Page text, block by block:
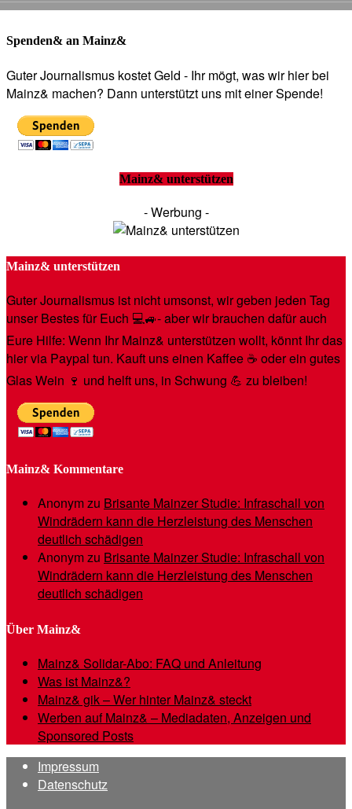
Spenden& an Mainz&
Guter Journalismus kostet Geld - Ihr mögt, was wir hier bei
Mainz& machen? Dann unterstützt uns mit einer Spende!
Mainz& unterstützen
- Werbung -
Mainz& unterstützen
Guter Journalismus ist nicht umsonst, wir geben jeden Tag
unser Bestes für Euch 💻🚙- aber wir brauchen dafür auch
Eure Hilfe: Wenn Ihr Mainz& unterstützen wollt, könnt Ihr das
hier via Paypal tun. Kauft uns einen Kaffee ☕️ oder ein gutes
Glas Wein 🍷 und helft uns, in Schwung 💪 zu bleiben!
Mainz& Kommentare
Anonymzu Brisante Mainzer Studie: Infraschall von
Windrädern kann die Herzleistung des Menschen
deutlich schädigen
Anonymzu Brisante Mainzer Studie: Infraschall von
Windrädern kann die Herzleistung des Menschen
deutlich schädigen
Über Mainz&
Mainz& Solidar-Abo: FAQ und Anleitung
Was ist Mainz&?
Mainz& gik – Wer hinter Mainz& steckt
Werben auf Mainz& – Mediadaten, Anzeigen und
Sponsored Posts
Impressum
Datenschutz